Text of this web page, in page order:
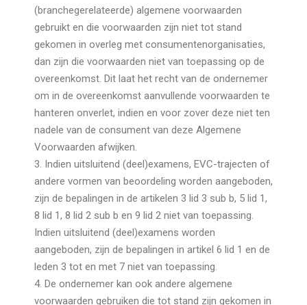
(branchegerelateerde) algemene voorwaarden
gebruikt en die voorwaarden zijn niet tot stand
gekomen in overleg met consumentenorganisaties,
dan zijn die voorwaarden niet van toepassing op de
overeenkomst. Dit laat het recht van de ondernemer
om in de overeenkomst aanvullende voorwaarden te
hanteren onverlet, indien en voor zover deze niet ten
nadele van de consument van deze Algemene
Voorwaarden afwijken.
3. Indien uitsluitend (deel)examens, EVC-trajecten of
andere vormen van beoordeling worden aangeboden,
zijn de bepalingen in de artikelen 3 lid 3 sub b, 5 lid 1,
8 lid 1, 8 lid 2 sub b en 9 lid 2 niet van toepassing.
Indien uitsluitend (deel)examens worden
aangeboden, zijn de bepalingen in artikel 6 lid 1 en de
leden 3 tot en met 7 niet van toepassing.
4. De ondernemer kan ook andere algemene
voorwaarden gebruiken die tot stand zijn gekomen in